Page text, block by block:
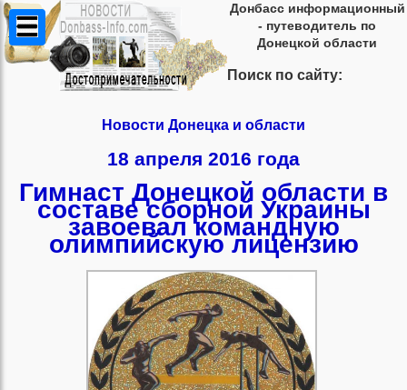
Донбасс информационный
- путеводитель по
Донецкой области
Поиск по сайту:
Новости Донецка и области
18 апреля 2016 года
Гимнаст Донецкой области в
составе сборной Украины
завоевал командную
олимпийскую лицензию